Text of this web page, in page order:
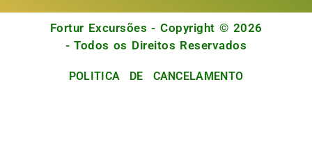
Fortur Excursões - Copyright © 2026
- Todos os Direitos Reservados
POLITICA DE CANCELAMENTO